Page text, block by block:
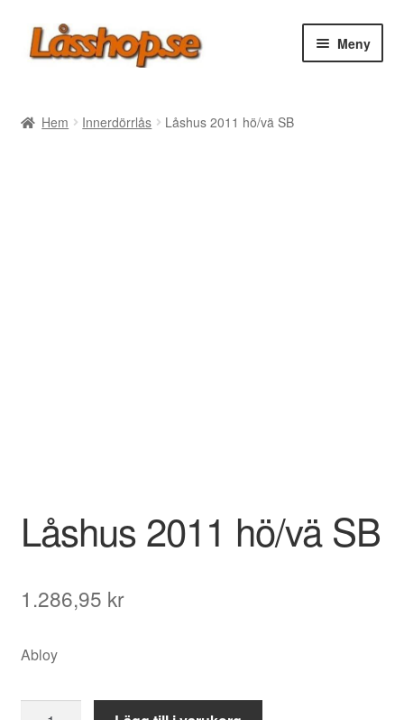
Hoppa
till
Hoppa
till
Meny
Hem Innerdörrlås Låshus 2011 hö/vä SB
Låshus 2011 hö/vä SB
1.286,95 kr
Abloy